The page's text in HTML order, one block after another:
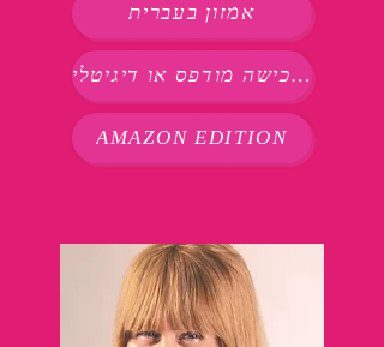
אמזון בעברית
לרכישה מודפס או דיגיטלי
AMAZON EDITION